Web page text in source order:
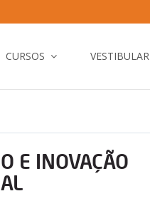
CURSOS VESTIBULAR
E INOVAÇÃO